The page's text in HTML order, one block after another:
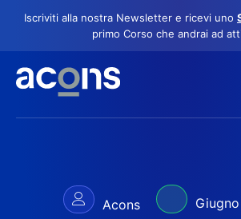
Iscriviti alla nostra Newsletter e ricevi uno
primo Corso che andrai ad
Acons